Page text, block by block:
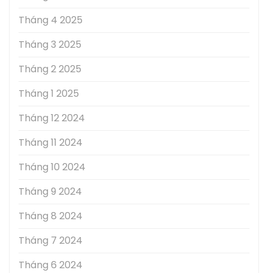
Tháng 4 2025
Tháng 3 2025
Tháng 2 2025
Tháng 1 2025
Tháng 12 2024
Tháng 11 2024
Tháng 10 2024
Tháng 9 2024
Tháng 8 2024
Tháng 7 2024
Tháng 6 2024